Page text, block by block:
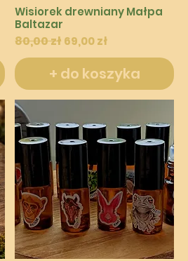
Podgląd
Wisiorek drewniany Małpa
Baltazar
Regularna cena
80,00 zł Cena rabatowa
69,00 zł
+ do koszyka